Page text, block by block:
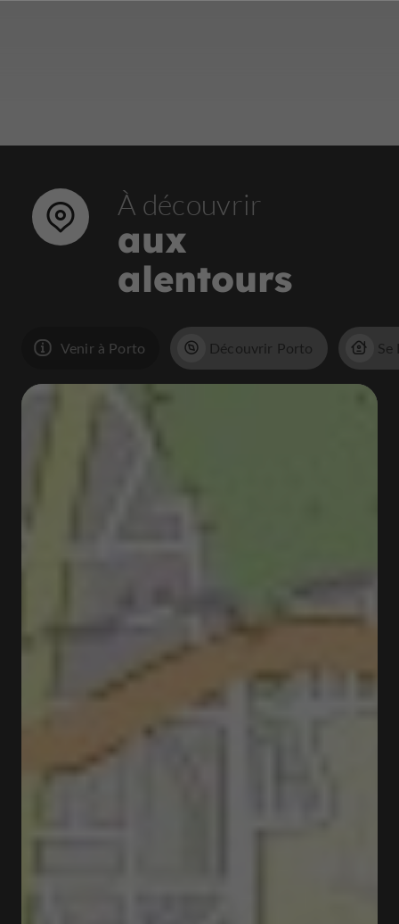
À découvrir
aux
alentours
Venir à Porto Découvrir Porto Se